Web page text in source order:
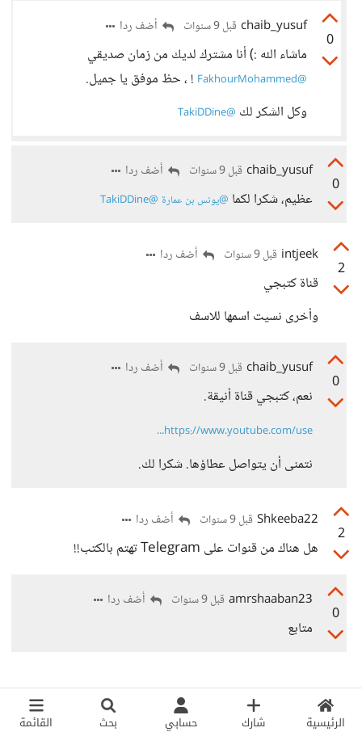
الرئيسية شارك حسابي بحث القائمة
0
chaib_yusuf قبل 9 سنوات أضف ردا
ماشاء الله :) أنا مشترك لديك من زمان صديقي
@FakhourMohammed
! ، حظ موفق يا جميل.
وكل الشكر لك @TakiDDine
0
chaib_yusuf قبل 9 سنوات أضف ردا
عظيم، شكرا لكما @يونس بن عمارة @TakiDDine
2
intjeek قبل 9 سنوات أضف ردا
قناة كتبجي
وأخرى نسيت اسمها للاسف
0
chaib_yusuf قبل 9 سنوات أضف ردا
نعم، كتبجي قناة أنيقة.
https://www.youtube.com/use...
نتمنى أن يتواصل عطاؤها. شكرا لك.
2
Shkeeba22 قبل 9 سنوات أضف ردا
هل هناك من قنوات على Telegram تهتم بالكتب!!
0
amrshaaban23 قبل 9 سنوات أضف ردا
متابع